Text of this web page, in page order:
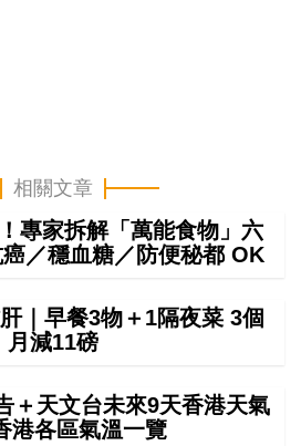
相關文章
專家拆解「萬能食物」六
／穩血糖／防便秘都 OK
｜早餐3物＋1隔夜菜 3個
月減11磅
＋天文台未來9天香港天氣
港各區氣溫一覽